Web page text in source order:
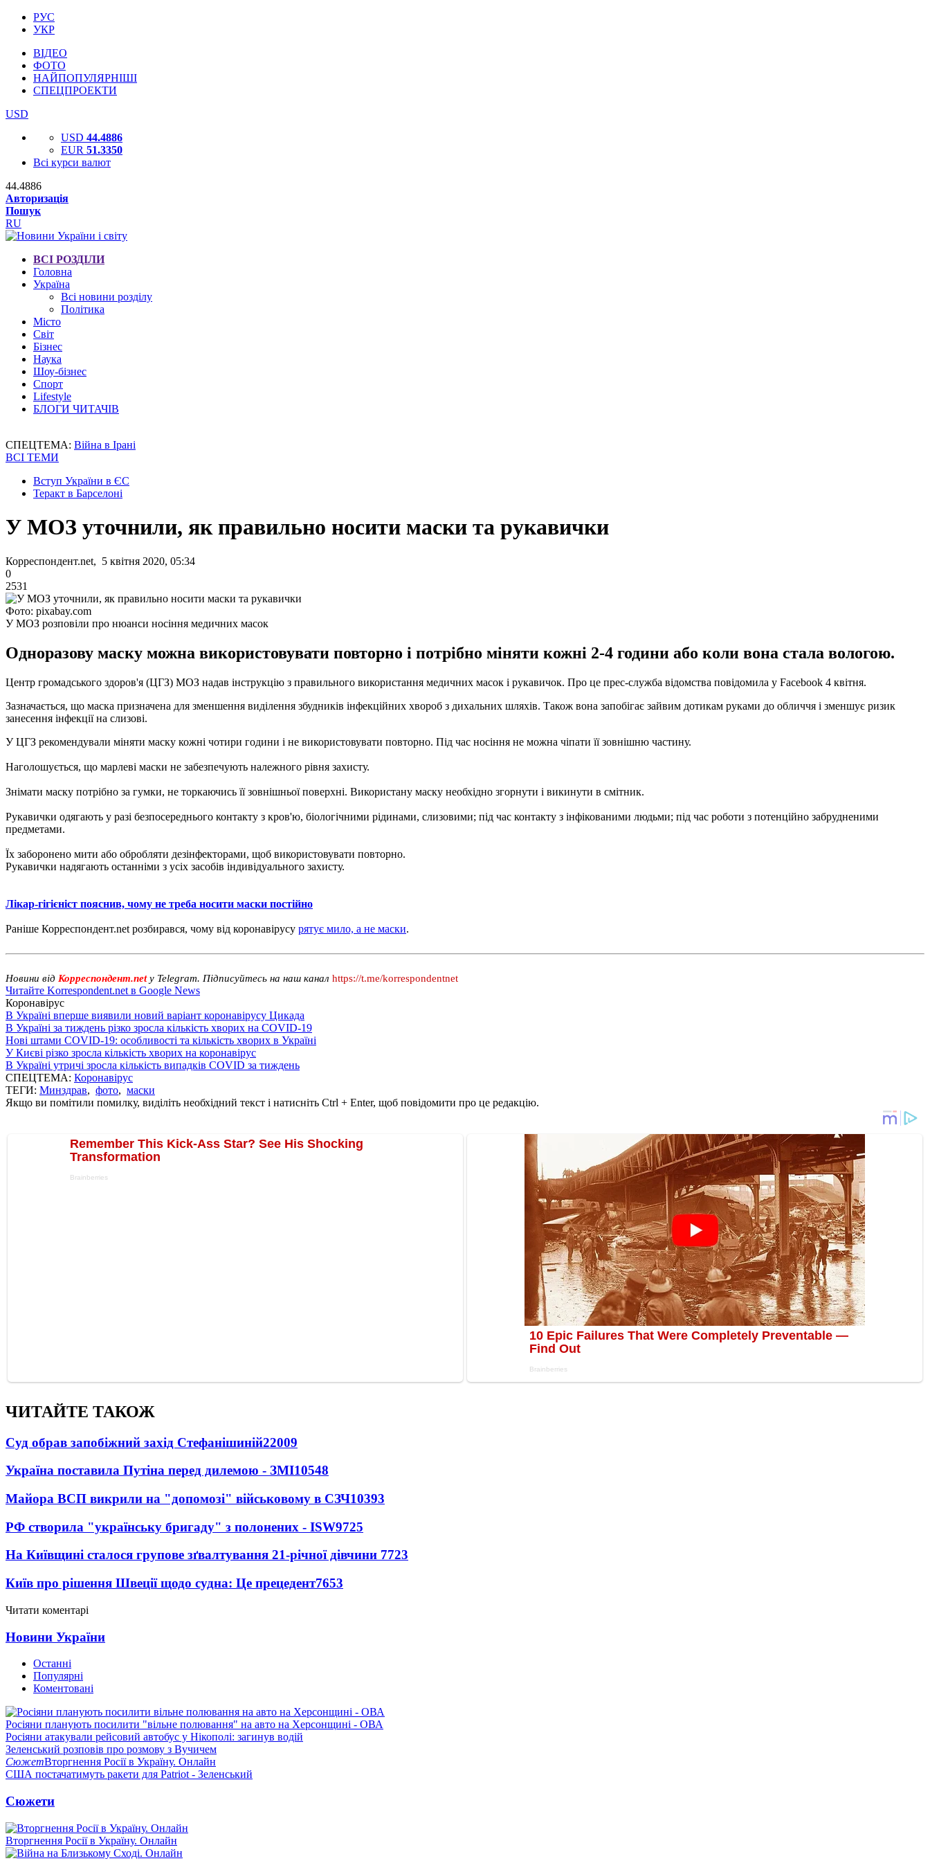
РУС
УКР
ВІДЕО
ФОТО
НАЙПОПУЛЯРНІШІ
СПЕЦПРОЕКТИ
USD
USD 44.4886
EUR 51.3350
Всі курси валют
44.4886
Авторизація
Пошук
RU
ВСІ РОЗДІЛИ
Головна
Україна
Всі новини розділу
Політика
Місто
Світ
Бізнес
Наука
Шоу-бізнес
Спорт
Lifestyle
БЛОГИ ЧИТАЧІВ
СПЕЦТЕМА: Війна в Ірані
ВСІ ТЕМИ
Вступ України в ЄС
Теракт в Барселоні
У МОЗ уточнили, як правильно носити маски та рукавички
Корреспондент.net, 5 квітня 2020, 05:34
0
2531
Фото: pixabay.com
У МОЗ розповіли про нюанси носіння медичних масок
Одноразову маску можна використовувати повторно і потрібно міняти кожні 2-4 години або коли вона стала вологою.
Центр громадського здоров'я (ЦГЗ) МОЗ надав інструкцію з правильного використання медичних масок і рукавичок. Про це прес-служба відомства повідомила у Facebook 4 квітня.
Зазначається, що маска призначена для зменшення виділення збудників інфекційних хвороб з дихальних шляхів. Також вона запобігає зайвим дотикам руками до обличчя і зменшує ризик
занесення інфекції на слизові.
У ЦГЗ рекомендували міняти маску кожні чотири години і не використовувати повторно. Під час носіння не можна чіпати її зовнішню частину.
Наголошується, що марлеві маски не забезпечують належного рівня захисту.
Знімати маску потрібно за гумки, не торкаючись її зовнішньої поверхні. Використану маску необхідно згорнути і викинути в смітник.
Рукавички одягають у разі безпосереднього контакту з кров'ю, біологічними рідинами, слизовими; під час контакту з інфікованими людьми; під час роботи з потенційно забрудненими
предметами.
Їх заборонено мити або обробляти дезінфекторами, щоб використовувати повторно.
Рукавички надягають останніми з усіх засобів індивідуального захисту.
Лікар-гігієніст пояснив, чому не треба носити маски постійно
Раніше Корреспондент.net розбирався, чому від коронавірусу рятує мило, а не маски.
Новини від Корреспондент.net у Telegram. Підписуйтесь на наш канал https://t.me/korrespondentnet
Читайте Korrespondent.net в Google News
Коронавірус
В Україні вперше виявили новий варіант коронавірусу Цикада
В Україні за тиждень різко зросла кількість хворих на COVID-19
Нові штами COVID-19: особливості та кількість хворих в Україні
У Києві різко зросла кількість хворих на коронавірус
В Україні утричі зросла кількість випадків COVID за тиждень
СПЕЦТЕМА: Коронавірус
ТЕГИ: Минздрав, фото, маски
Якщо ви помітили помилку, виділіть необхідний текст і натисніть Ctrl + Enter, щоб повідомити про це редакцію.
ЧИТАЙТЕ ТАКОЖ
Суд обрав запобіжний захід Стефанішиній22009
Україна поставила Путіна перед дилемою - ЗМІ10548
Майора ВСП викрили на "допомозі" військовому в СЗЧ10393
РФ створила "українську бригаду" з полонених - ISW9725
На Київщині сталося групове зґвалтування 21-річної дівчини 7723
Київ про рішення Швеції щодо судна: Це прецедент7653
Читати коментарі
Новини України
Останні
Популярні
Коментовані
Росіяни планують посилити "вільне полювання" на авто на Херсонщині - ОВА
Росіяни атакували рейсовий автобус у Нікополі: загинув водій
Зеленський розповів про розмову з Вучичем
СюжетВторгнення Росії в Україну. Онлайн
США постачатимуть ракети для Patriot - Зеленський
Сюжети
Вторгнення Росії в Україну. Онлайн